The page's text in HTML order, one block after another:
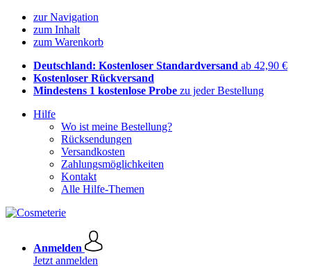
zur Navigation
zum Inhalt
zum Warenkorb
Deutschland: Kostenloser Standardversand ab 42,90 €
Kostenloser Rückversand
Mindestens 1 kostenlose Probe zu jeder Bestellung
Hilfe
Wo ist meine Bestellung?
Rücksendungen
Versandkosten
Zahlungsmöglichkeiten
Kontakt
Alle Hilfe-Themen
Anmelden
Jetzt anmelden